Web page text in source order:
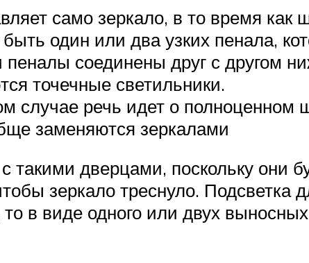
само зеркало, в то время как
один или два узких пенала,
соединены друг с другом
точечные светильники.
случае речь идет о полноценном
заменяются зеркалами
дверцами, поскольку они
зеркало треснуло. Подсветка
в виде одного или двух